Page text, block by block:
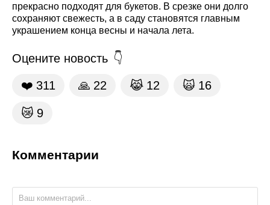
прекрасно подходят для букетов. В срезке они долго
сохраняют свежесть, а в саду становятся главным
украшением конца весны и начала лета.
Оцените новость
❤️ 311 🙏 22 😹 12 🙀 16
😿 9
Комментарии